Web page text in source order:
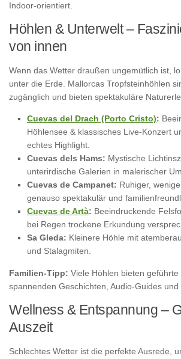
Indoor-orientiert.
Höhlen & Unterwelt –
von innen
Wenn das Wetter draußen ungemütlich ist,
unter die Erde. Mallorcas Tropfsteinhöhlen
zugänglich und bieten spektakuläre
Cuevas del Drach (Porto Cristo):
Höhlensee & klassisches Live-Konzert
echtes Highlight.
Cuevas dels Hams: Mystische
unterirdische Galerien in malerischer
Cuevas de Campanet: Ruhiger,
genauso spektakulär und
Cuevas de Artà: Beeindruckende
bei Regen trockene Erkundung
Sa Gleda: Kleinere Höhle mit
und Stalagmiten.
Familien-Tipp: Viele Höhlen bieten geführte
spannenden Geschichten, Audio-Guides
Wellness & Entspannung –
Auszeit
Schlechtes Wetter ist die perfekte Ausrede,